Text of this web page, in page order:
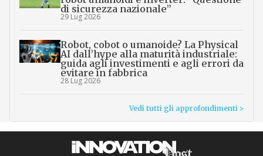
di sicurezza nazionale”
29 Lug 2026
Robot, cobot o umanoide? La Physical
AI dall’hype alla maturità industriale:
guida agli investimenti e agli errori da
evitare in fabbrica
28 Lug 2026
Vedi tutti gli approfondimenti >